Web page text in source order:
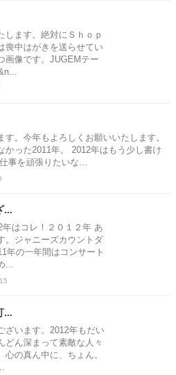
します。絶対にＳｈｏｐ
喪中はがきを送らせてい
画像です。JUGEMテー
。今年もよろしくお願いいたします。
かった2011年。 2012年はもう少し書け
事を頑張りたいな...
...
はコレ！２０１２年 あ
。ジャニーズカウントダ
年の一年間はコンサート
...
...
ざいます。2012年もだい
どん深まって素敵な人々
の真ん中に、ちょん。